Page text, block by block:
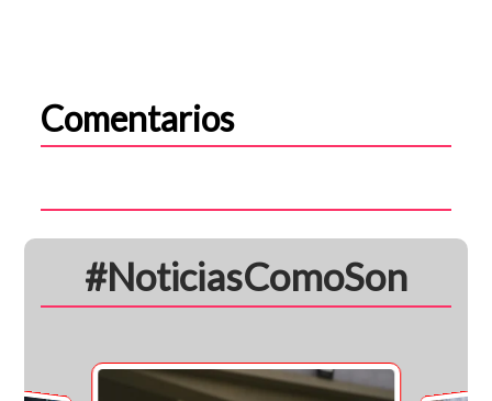
Comentarios
#NoticiasComoSon